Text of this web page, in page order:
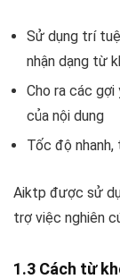
Sử dụng trí
nhận dạng từ
Cho ra các
của nội dung
Tốc độ
Aiktp được sử
trợ việc nghiên
1.3 Cách từ